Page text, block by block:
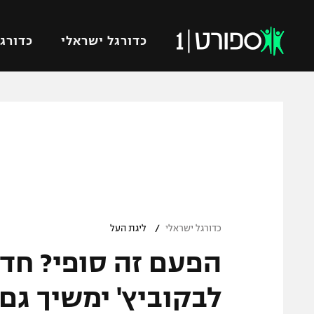
כדורגל ישראלי
ברחבה
"מעל הליגה" – פודקאסט
"מחצית בשכונה" – פודקאסט
מכבי
בית"ר
כדורגל ישראלי / ליגת העל
הפעם זה סופי?
לבקוביץ' ימשיך